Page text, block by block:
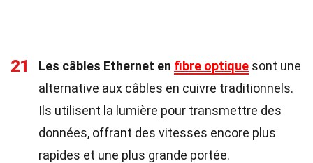
21 Les câbles Ethernet en fibre optique sont une
alternative aux câbles en cuivre traditionnels.
Ils utilisent la lumière pour transmettre des
données, offrant des vitesses encore plus
rapides et une plus grande portée.